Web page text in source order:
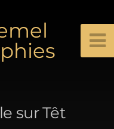
sur Têt